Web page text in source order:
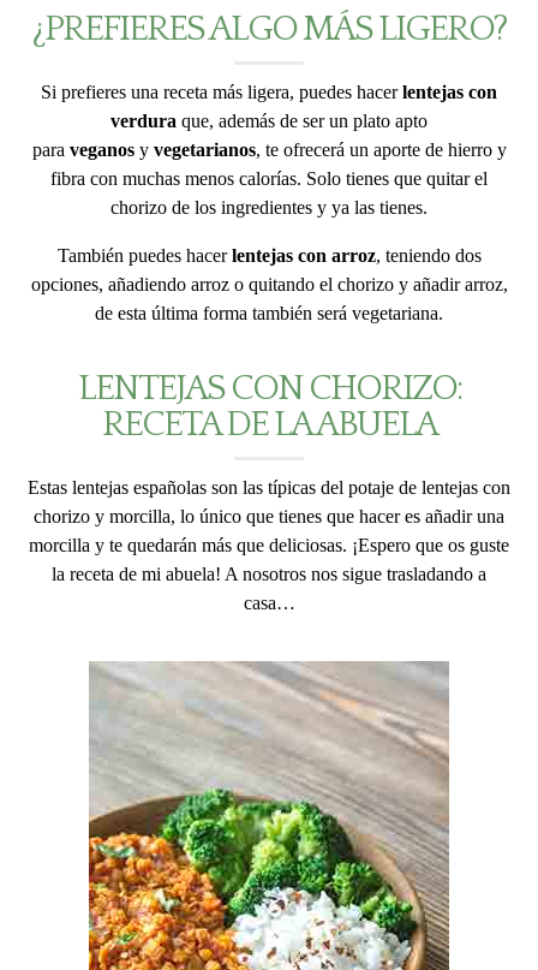
¿PREFIERES ALGO MÁS LIGERO?
Si prefieres una receta más ligera, puedes hacerlentejas con
verdura que, además de ser un plato apto
para veganos y vegetarianos, te ofrecerá un aporte de hierro y
fibra con muchas menos calorías. Solo tienes que quitar el
chorizo de los ingredientes y ya las tienes.
También puedes hacerlentejas con arroz, teniendo dos
opciones, añadiendo arroz o quitando el chorizo y añadir arroz,
de esta última forma también será vegetariana.
LENTEJAS CON CHORIZO:
RECETA DE LA ABUELA
Estas lentejas españolas son las típicas del potaje de lentejas con
chorizo y morcilla, lo único que tienes que hacer es añadir una
morcilla y te quedarán más que deliciosas. ¡Espero que os guste
la receta de mi abuela! A nosotros nos sigue trasladando a
casa…